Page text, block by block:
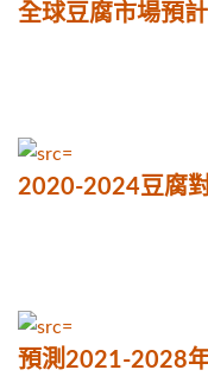
全球豆腐市場預
2020-2024豆腐
預測2021-2028